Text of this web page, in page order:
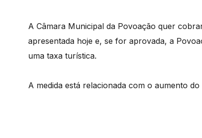
A Câmara Municipal da Povoação quer
apresentada hoje e, se for aprovada, a
uma taxa turística.
A medida está relacionada com o aumento